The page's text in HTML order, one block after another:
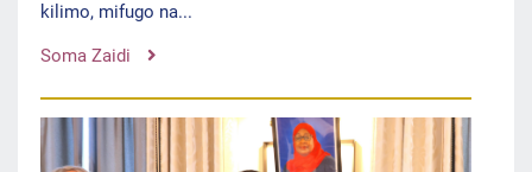
kilimo, mifugo na...
Soma Zaidi